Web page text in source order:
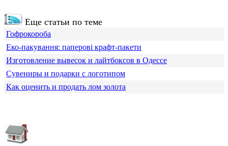
Еще статьи по теме
Гофрокороба
Еко-пакування: паперові крафт-пакети
Изготовление вывесок и лайтбоксов в Одессе
Сувениры и подарки с логотипом
Как оценить и продать лом золота